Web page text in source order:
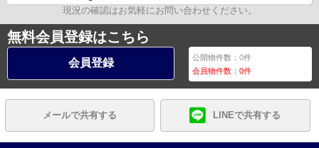
現況の確認はお気軽にお問い合わせください。
無料会員登録はこちら
会員登録 公開物件数：0件
会員物件数：0件
メールで共有する LINEで共有する